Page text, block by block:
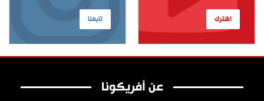
تابعنا اشترك
عن أفريكونا